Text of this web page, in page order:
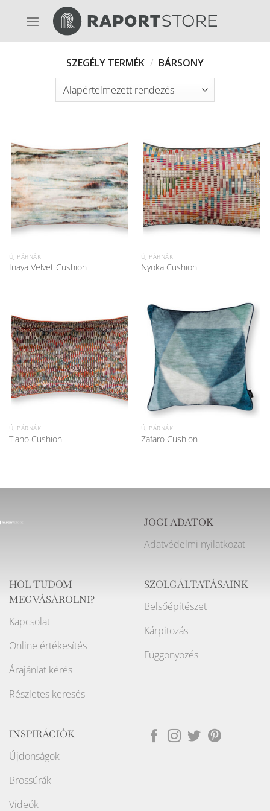
SZEGÉLY TERMÉK / BÁRSONY
ÚJ PÁRNÁK
Inaya Velvet Cushion
ÚJ PÁRNÁK
Nyoka Cushion
ÚJ PÁRNÁK
Tiano Cushion
ÚJ PÁRNÁK
Zafaro Cushion
JOGI ADATOK
Adatvédelmi nyilatkozat
HOL TUDOM
MEGVÁSÁROLNI?
Kapcsolat
Online értékesítés
Árajánlat kérés
Részletes keresés
SZOLGÁLTATÁSAINK
Belsőépítészet
Kárpitozás
Függönyözés
INSPIRÁCIÓK
Újdonságok
Brossúrák
Videók